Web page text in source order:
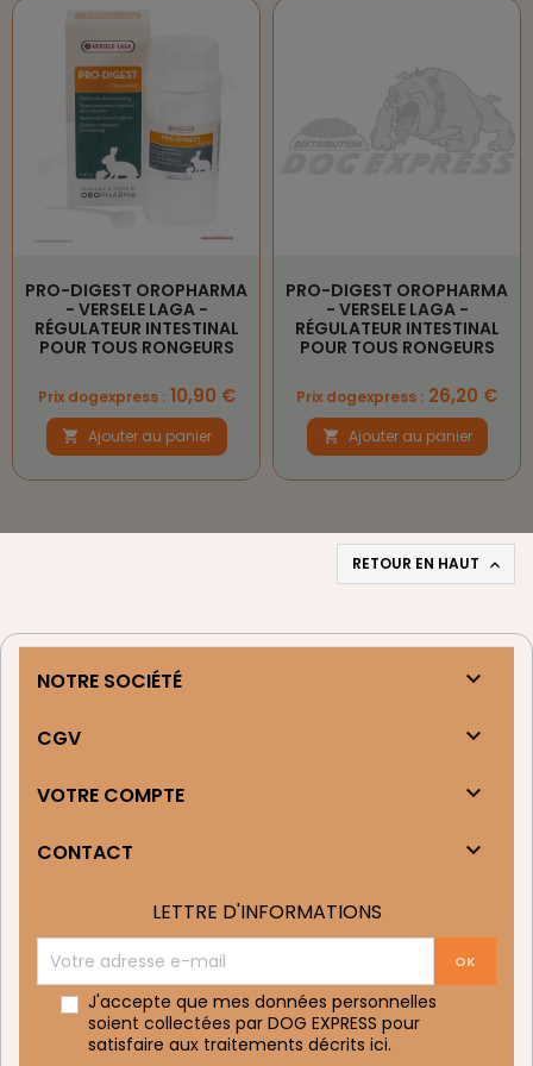
PRO-DIGEST OROPHARMA
- VERSELE LAGA -
RÉGULATEUR INTESTINAL
POUR TOUS RONGEURS
Prix
Prix dogexpress :10,90 €
 Ajouter au panier
PRO-DIGEST OROPHARMA
- VERSELE LAGA -
RÉGULATEUR INTESTINAL
POUR TOUS RONGEURS
Prix
Prix dogexpress : 26,20 €
 Ajouter au panier
RETOUR EN HAUT 
NOTRE SOCIÉTÉ 
CGV 
VOTRE COMPTE 
CONTACT 
LETTRE D'INFORMATIONS
J'accepte que mes données personnelles
soient collectées par DOG EXPRESS pour
satisfaire aux traitements décrits ici.